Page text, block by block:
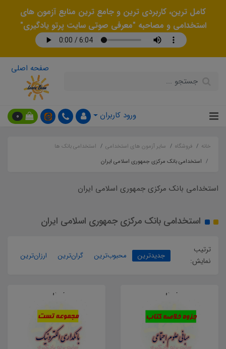
کامل ترین، کاربردی ترین و جامع ترین منابع آزمون های
استخدامی و مصاحبه "معرفی صوتی سایت پرتو یادگیری"
صفحه اصلی
ورود کاربران 0
خانه فروشگاه سایر آزمون های استخدامی
استخدامی بانک ها
استخدامی بانک مرکزی جمهوری اسلامی ایران
استخدامی بانک مرکزی جمهوری اسلامی ایران
استخدامی بانک مرکزی جمهوری اسلامی ایران
ترتیب
نمایش:
جدیدترین محبوب‌ترین گران‌ترین ارزان‌ترین